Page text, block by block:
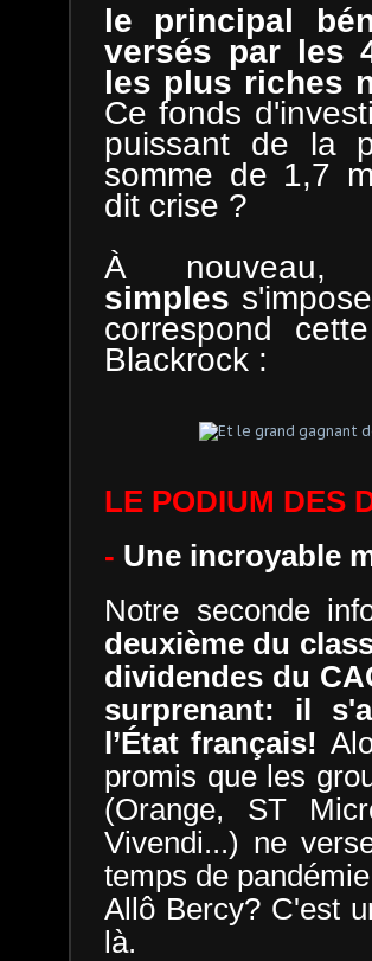
le principal
versés par les
les plus riches
Ce fonds
puissant de la
somme de 1,7
dit crise ?
À nouveau,
simples
correspond
Blackrock :
LE PODIUM DES
- Une incroyable
Notre seconde
deuxième du
dividendes du
surprenant: il
l’État français!
promis que les
(Orange, ST
Vivendi...) ne
temps de
Allô Bercy? C'est
là.